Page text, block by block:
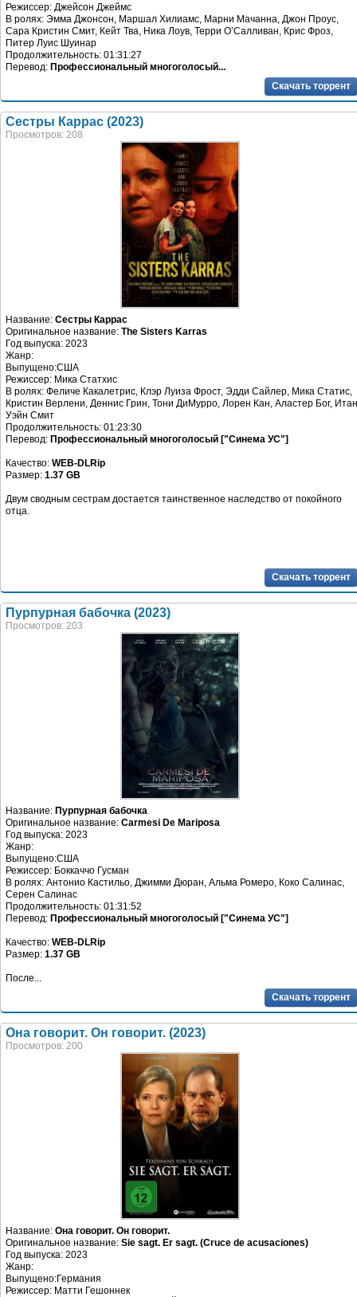
Режиссер: Джейсон Джеймс
В ролях: Эмма Джонсон, Маршал Хилиамс, Марни Мачанна, Джон Проус,
Сара Кристин Смит, Кейт Тва, Ника Лоув, Терри О’Салливан, Крис Фроз,
Питер Луис Шуинар
Продолжительность: 01:31:27
Перевод: Профессиональный многоголосый...
Скачать торрент
Сестры Каррас (2023)
Просмотров: 208
Название: Сестры Каррас
Оригинальное название: The Sisters Karras
Год выпуска: 2023
Жанр:
Выпущено:США
Режиссер: Мика Статхис
В ролях: Феличе Какалетрис, Клэр Луиза Фрост, Эдди Сайлер, Мика Статис,
Кристин Верлени, Деннис Грин, Тони ДиМурро, Лорен Кан, Аластер Бог, Итан
Уэйн Смит
Продолжительность: 01:23:30
Перевод: Профессиональный многоголосый ["Синема УС"]
Качество: WEB-DLRip
Размер: 1.37 GB
Двум сводным сестрам достается таинственное наследство от покойного
отца.
Скачать торрент
Пурпурная бабочка (2023)
Просмотров: 203
Название: Пурпурная бабочка
Оригинальное название: Carmesi De Mariposa
Год выпуска: 2023
Жанр:
Выпущено:США
Режиссер: Боккаччо Гусман
В ролях: Антонио Кастильо, Джимми Дюран, Альма Ромеро, Коко Салинас,
Серен Салинас
Продолжительность: 01:31:52
Перевод: Профессиональный многоголосый ["Синема УС"]
Качество: WEB-DLRip
Размер: 1.37 GB
После...
Скачать торрент
Она говорит. Он говорит. (2023)
Просмотров: 200
Название: Она говорит. Он говорит.
Оригинальное название: Sie sagt. Er sagt. (Cruce de acusaciones)
Год выпуска: 2023
Жанр:
Выпущено:Германия
Режиссер: Матти Гешоннек